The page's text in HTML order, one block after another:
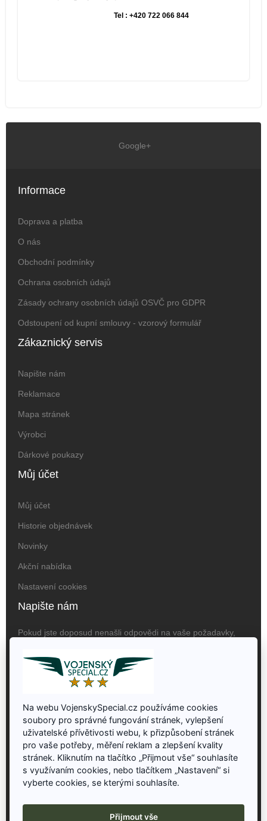
Tel : +420 722 066 844
Google+
Informace
Doprava a platba
O nás
Obchodní podmínky
Ochrana osobních údajů
Zásady ochrany osobních údajů OSVČ pro GDPR
Odstoupení od kupní smlouvy - vzorový formulář
Zákaznický servis
Napište nám
Reklamace
Mapa stránek
Výrobci
Dárkové poukazy
Můj účet
Můj účet
Historie objednávek
Novinky
Akční nabídka
Nastavení cookies
Napište nám
Pokud jste doposud nenašli odpovědi na vaše požadavky,
Vojenský Special, Jaroslav
Hučko, Krnovská 2764/72,
+420 722 066 844
post@vojenskyspecial.cz
Newsletter
Na webu VojenskySpecial.cz používáme cookies
soubory pro správné fungování stránek, vylepšení
uživatelské přívětivosti webu, k přizpůsobení stránek
pro vaše potřeby, měření reklam a zlepšení kvality
stránek. Kliknutím na tlačítko „Přijmout vše“ souhlasíte
s využívaním cookies, nebo tlačítkem „Nastavení“ si
vyberte cookies, se kterými souhlasíte.
Přijmout vše